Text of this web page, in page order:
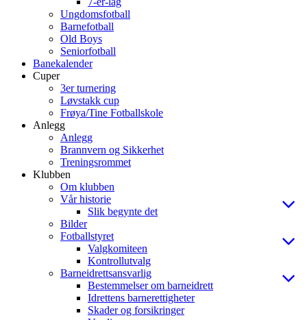
Ungdomsfotball
Barnefotball
Old Boys
Seniorfotball
Banekalender
Cuper
3er turnering
Løvstakk cup
Frøya/Tine Fotballskole
Anlegg
Anlegg
Brannvern og Sikkerhet
Treningsrommet
Klubben
Om klubben
Vår historie
Slik begynte det
Bilder
Fotballstyret
Valgkomiteen
Kontrollutvalg
Barneidrettsansvarlig
Bestemmelser om barneidrett
Idrettens barnerettigheter
Skader og forsikringer